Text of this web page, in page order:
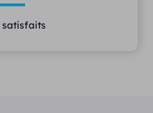
satisfaits